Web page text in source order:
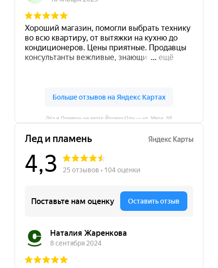
Лёд и Пламень на карте Йошкар‑Олы — ул. Мира, 68